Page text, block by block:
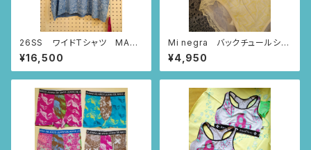
26SS ワイドTシャツ MAR
BUDDHA (スモーキーブルー/
Sサイズ)
¥16,500
Mi negra バックチュールショ
ーツ（アイボリー/ならんだハー
ト柄、ニャンドゥティ柄、インドの
小花柄）
¥4,950